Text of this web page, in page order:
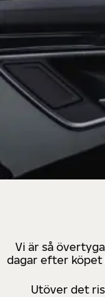
Vi är så
dagar efter köpet
Utöver det